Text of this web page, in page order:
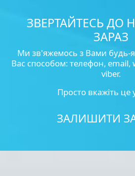
ЗВЕРТАЙТЕСЬ ДО
ЗАРАЗ
Ми зв'яжемось з Вами будь-
Вас способом: телефон, email,
viber.
Просто вкажіть це
ЗАЛИШИТИ